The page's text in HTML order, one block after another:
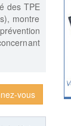
des TPE
montre
vous